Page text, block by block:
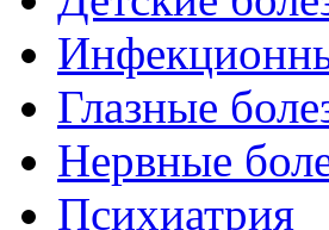
Глазные
Нервные
Психиатрия